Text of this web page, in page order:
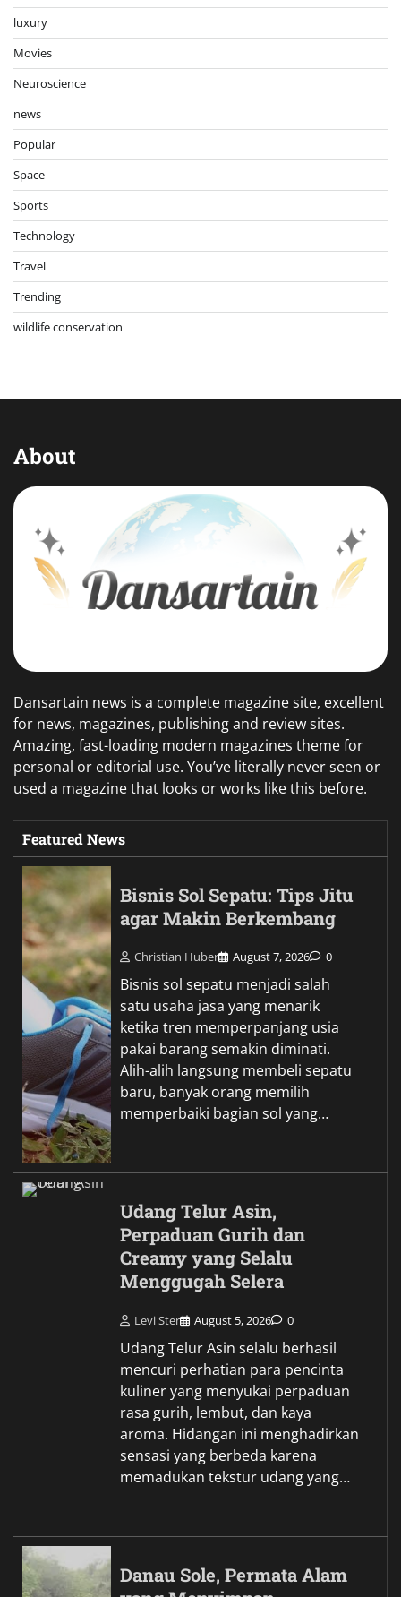
luxury
Movies
Neuroscience
news
Popular
Space
Sports
Technology
Travel
Trending
wildlife conservation
About
Dansartain news is a complete magazine site, excellent
for news, magazines, publishing and review sites.
Amazing, fast-loading modern magazines theme for
personal or editorial use. You’ve literally never seen or
used a magazine that looks or works like this before.
Featured News
Bisnis Sol Sepatu: Tips Jitu
agar Makin Berkembang
Christian Huber August 7, 2026 0
Bisnis sol sepatu menjadi salah
satu usaha jasa yang menarik
ketika tren memperpanjang usia
pakai barang semakin diminati.
Alih-alih langsung membeli sepatu
baru, banyak orang memilih
memperbaiki bagian sol yang…
Udang Telur Asin,
Perpaduan Gurih dan
Creamy yang Selalu
Menggugah Selera
Levi Ster August 5, 2026 0
Udang Telur Asin selalu berhasil
mencuri perhatian para pencinta
kuliner yang menyukai perpaduan
rasa gurih, lembut, dan kaya
aroma. Hidangan ini menghadirkan
sensasi yang berbeda karena
memadukan tekstur udang yang…
Danau Sole, Permata Alam